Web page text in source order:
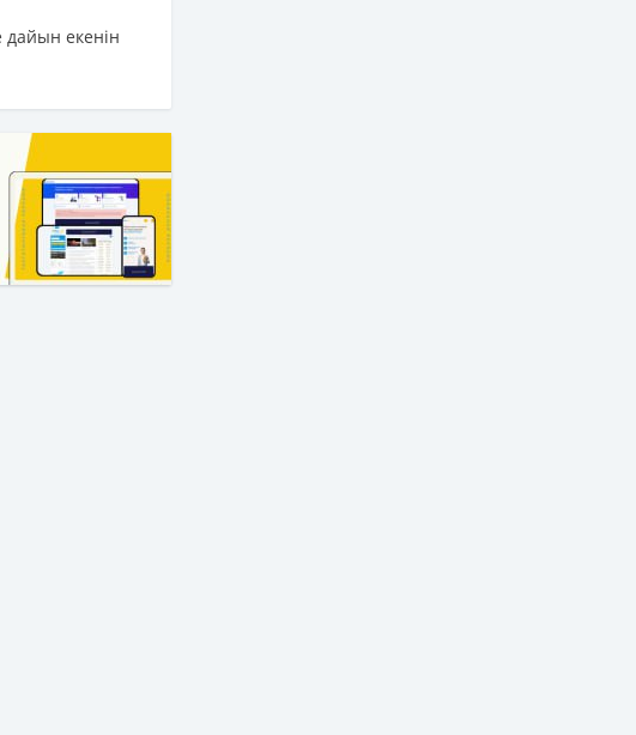
дайын екенін